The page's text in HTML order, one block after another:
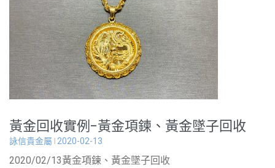
黃金回收實例-黃金項鍊、黃金墜子回收
詠信貴金屬 2020-02-13
2020/02/13黃金項鍊、黃金墜子回收